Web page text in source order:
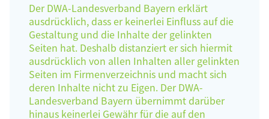
Der DWA-Landesverband Bayern erklärt
ausdrücklich, dass er keinerlei Einfluss auf die
Gestaltung und die Inhalte der gelinkten
Seiten hat. Deshalb distanziert er sich hiermit
ausdrücklich von allen Inhalten aller gelinkten
Seiten im Firmenverzeichnis und macht sich
deren Inhalte nicht zu Eigen. Der DWA-
Landesverband Bayern übernimmt darüber
hinaus keinerlei Gewähr für die auf den